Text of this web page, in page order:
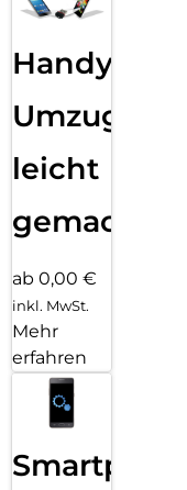
Handy
Umzug
leicht
gemacht!
ab 0,00 €
inkl. MwSt.
Mehr
erfahren
Smartphone